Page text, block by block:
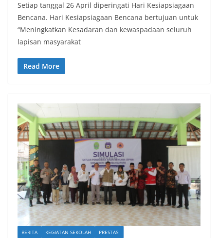
Setiap tanggal 26 April diperingati Hari Kesiapsiagaan
Bencana. Hari Kesiapsiagaan Bencana bertujuan untuk
“Meningkatkan Kesadaran dan kewaspadaan seluruh
lapisan masyarakat
Read More
BERITA KEGIATAN SEKOLAH PRESTASI